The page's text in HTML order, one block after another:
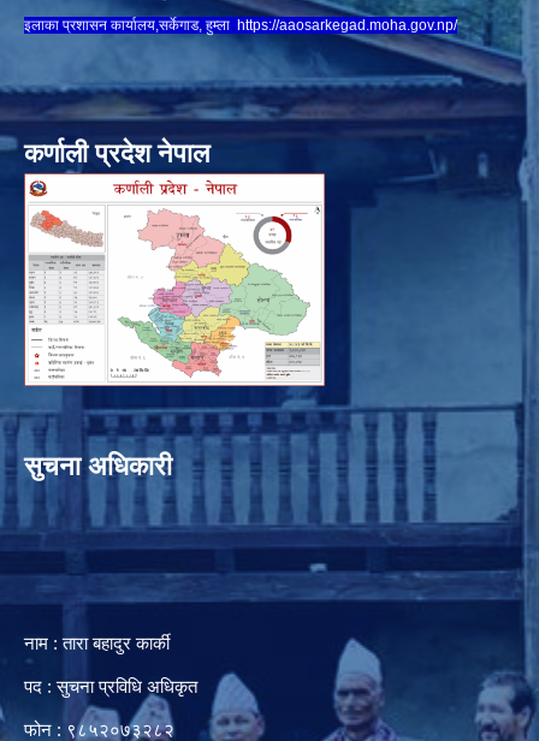
इलाका प्रशासन कार्यालय,सर्केगाड, हुम्ला https://aaosarkegad.moha.gov.np/
कर्णाली प्रदेश नेपाल
सुचना अधिकारी
नाम : तारा बहादुर कार्की
पद : सुचना प्रविधि अधिकृत
फोन : ९८५२०७३२८२